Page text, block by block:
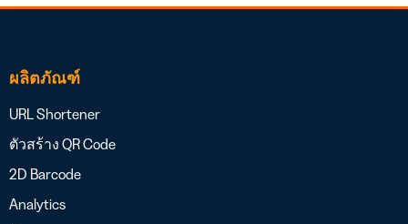
ผลิตภัณฑ์
URL Shortener
ตัวสร้าง QR Code
2D Barcode
Analytics